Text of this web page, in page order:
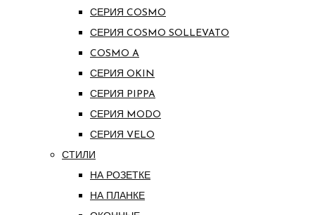
СЕРИЯ COSMO
СЕРИЯ COSMO SOLLEVATO
COSMO A
СЕРИЯ OKIN
СЕРИЯ PIPPA
СЕРИЯ MODO
СЕРИЯ VELO
СТИЛИ
НА РОЗЕТКЕ
НА ПЛАНКЕ